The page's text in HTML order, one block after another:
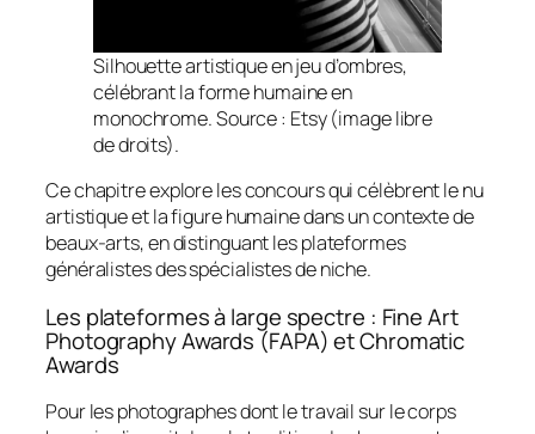
Silhouette artistique en jeu d’ombres,
célébrant la forme humaine en
monochrome. Source : Etsy (image libre
de droits).
Ce chapitre explore les concours qui célèbrent le nu
artistique et la figure humaine dans un contexte de
beaux-arts, en distinguant les plateformes
généralistes des spécialistes de niche.
Les plateformes à large spectre : Fine Art
Photography Awards (FAPA) et Chromatic
Awards
Pour les photographes dont le travail sur le corps